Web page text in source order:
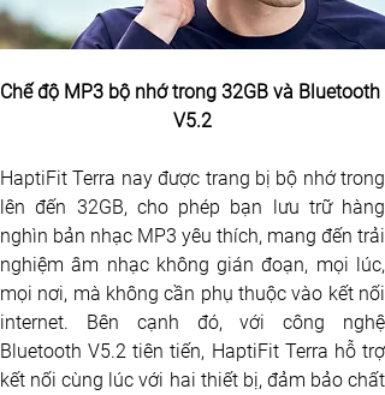
Chế độ MP3 bộ nhớ trong 32GB và Bluetooth
V5.2
HaptiFit Terra nay được trang bị bộ nhớ trong
lên đến 32GB, cho phép bạn lưu trữ hàng
nghìn bản nhạc MP3 yêu thích, mang đến trải
nghiệm âm nhạc không gián đoạn, mọi lúc,
mọi nơi, mà không cần phụ thuộc vào kết nối
internet. Bên cạnh đó, với công nghệ
Bluetooth V5.2 tiên tiến, HaptiFit Terra hỗ trợ
kết nối cùng lúc với hai thiết bị, đảm bảo chất